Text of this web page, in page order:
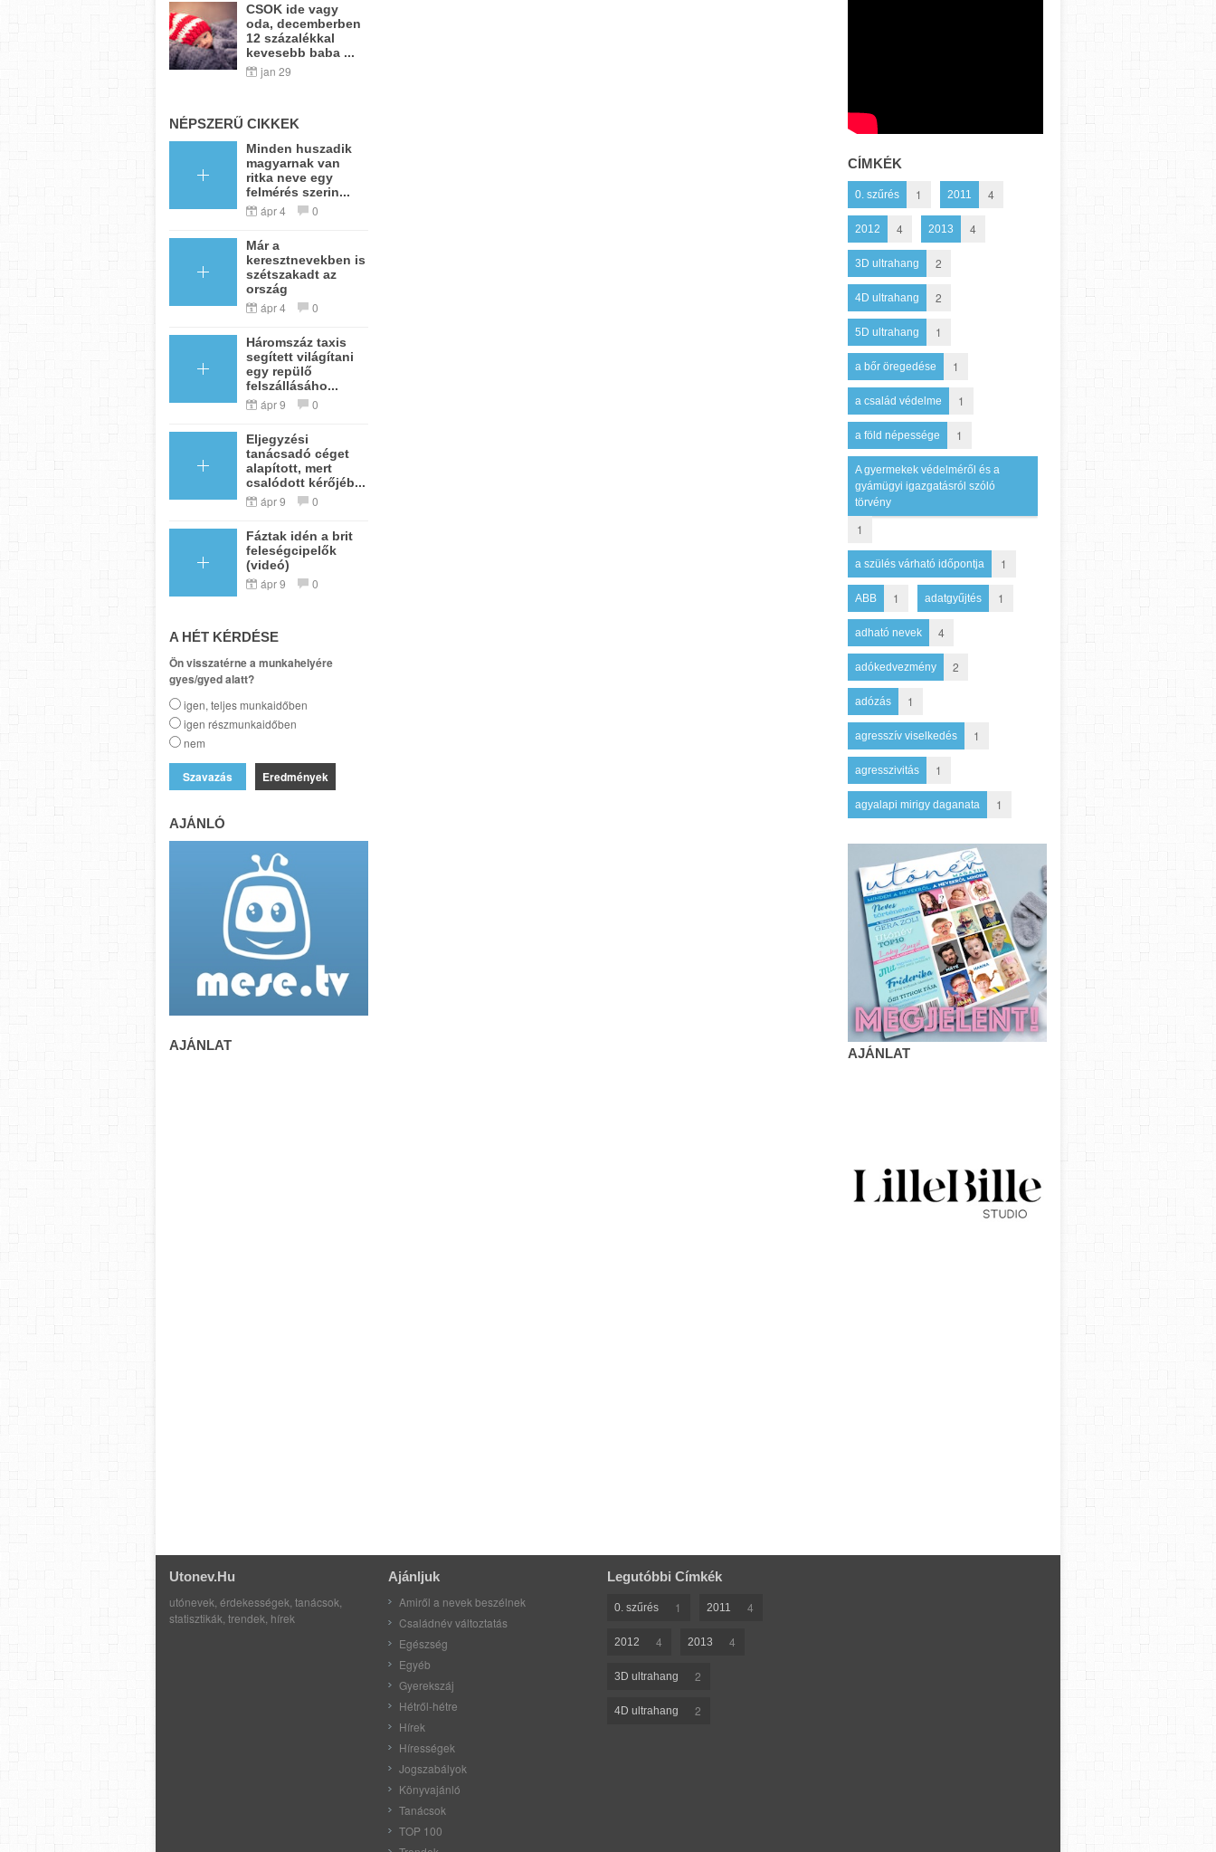
CSOK ide vagy
oda, decemberben
12 százalékkal
kevesebb baba ...
jan 29
NÉPSZERŰ CIKKEK
Minden huszadik
magyarnak van
ritka neve egy
felmérés szerin...
ápr 4 0
Már a
keresztnevekben is
szétszakadt az
ország
ápr 4 0
Háromszáz taxis
segített világítani
egy repülő
felszállásáho...
ápr 9 0
Eljegyzési
tanácsadó céget
alapított, mert
csalódott kérőjéb...
ápr 9 0
Fáztak idén a brit
feleségcipelők
(videó)
ápr 9 0
A HÉT KÉRDÉSE
Ön visszatérne a munkahelyére
gyes/gyed alatt?
igen, teljes munkaidőben
igen részmunkaidőben
nem
Eredmények
AJÁNLÓ
AJÁNLAT
CÍMKÉK
0. szűrés 1 2011 4
2012 4 2013 4
3D ultrahang 2
4D ultrahang 2
5D ultrahang 1
a bőr öregedése 1
a család védelme 1
a föld népessége 1
A gyermekek védelméről és a
gyámügyi igazgatásról szóló
törvény
1
a szülés várható időpontja 1
ABB 1 adatgyűjtés 1
adható nevek 4
adókedvezmény 2
adózás 1
agresszív viselkedés 1
agresszivitás 1
agyalapi mirigy daganata 1
AJÁNLAT
Utonev.hu
utónevek, érdekességek, tanácsok,
statisztikák, trendek, hírek
Ajánljuk
Amiről a nevek beszélnek
Családnév változtatás
Egészség
Egyéb
Gyerekszáj
Hétről-hétre
Hírek
Hírességek
Jogszabályok
Könyvajánló
Tanácsok
TOP 100
Legutóbbi Címkék
0. szűrés 1 2011 4
2012 4 2013 4
3D ultrahang 2
4D ultrahang 2